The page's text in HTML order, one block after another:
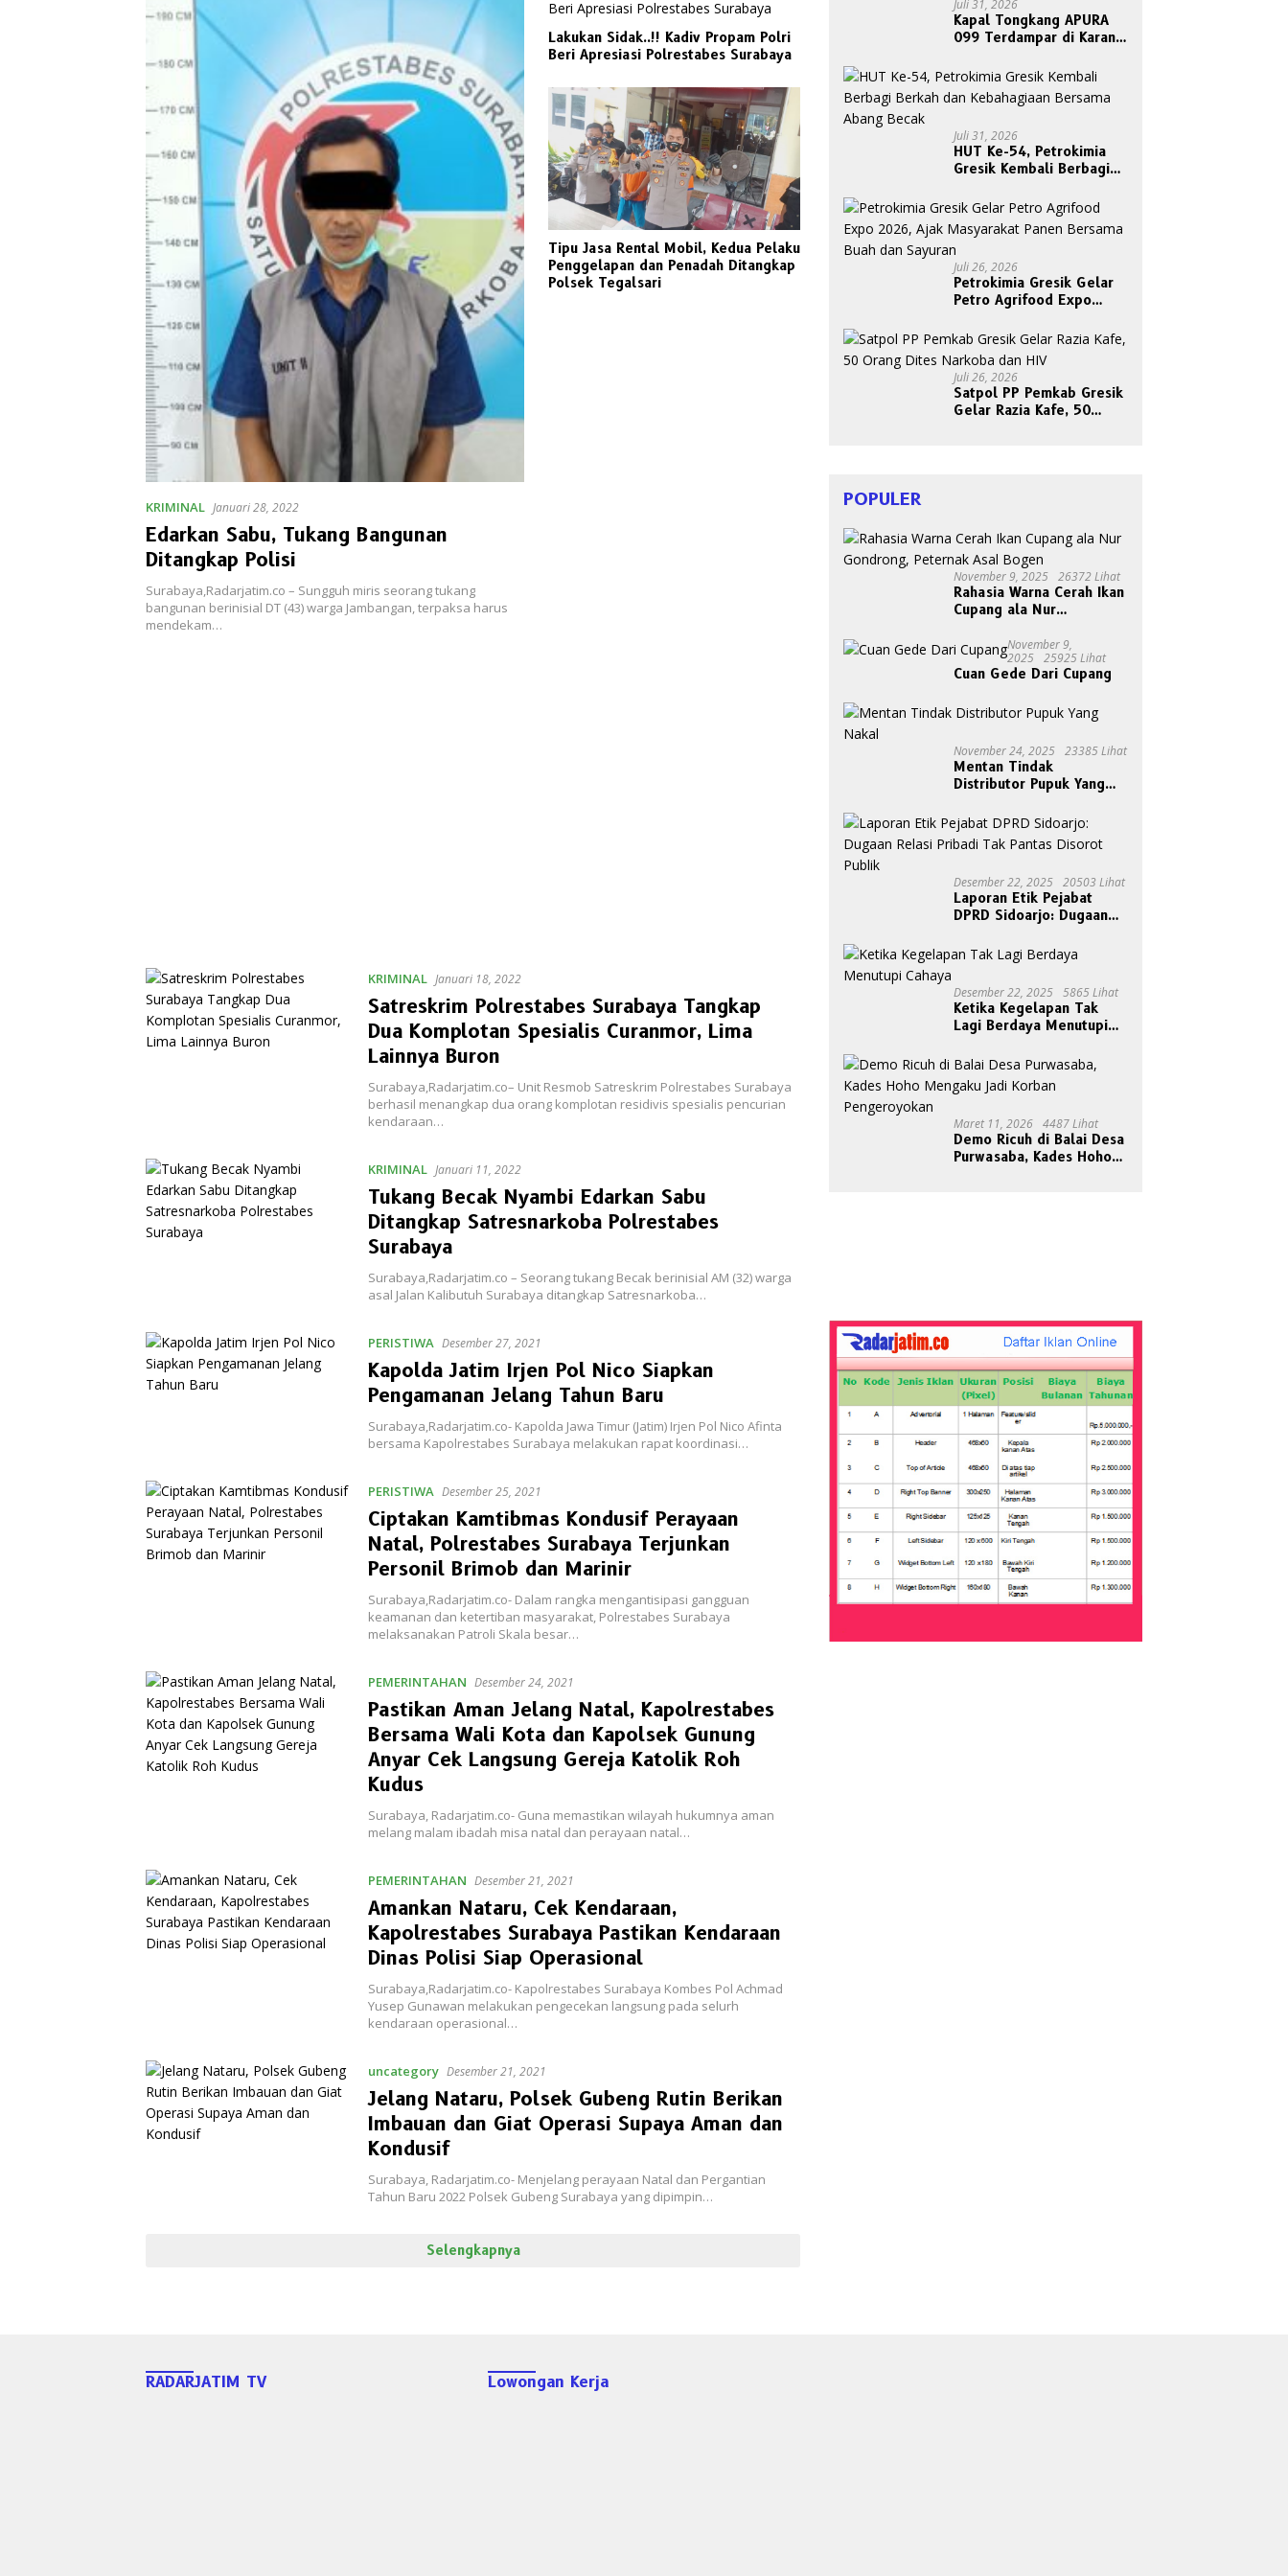
KRIMINAL Januari 28, 2022
Edarkan Sabu, Tukang Bangunan
Ditangkap Polisi
Surabaya,Radarjatim.co – Sungguh miris seorang tukang
bangunan berinisial DT (43) warga Jambangan, terpaksa harus
mendekam…
Lakukan Sidak..!! Kadiv Propam Polri
Beri Apresiasi Polrestabes Surabaya
Tipu Jasa Rental Mobil, Kedua Pelaku
Penggelapan dan Penadah Ditangkap
Polsek Tegalsari
KRIMINAL Januari 18, 2022
Satreskrim Polrestabes Surabaya Tangkap
Dua Komplotan Spesialis Curanmor, Lima
Lainnya Buron
Surabaya,Radarjatim.co– Unit Resmob Satreskrim Polrestabes Surabaya
berhasil menangkap dua orang komplotan residivis spesialis pencurian
kendaraan…
KRIMINAL Januari 11, 2022
Tukang Becak Nyambi Edarkan Sabu
Ditangkap Satresnarkoba Polrestabes
Surabaya
Surabaya,Radarjatim.co – Seorang tukang Becak berinisial AM (32) warga
asal Jalan Kalibutuh Surabaya ditangkap Satresnarkoba…
PERISTIWA Desember 27, 2021
Kapolda Jatim Irjen Pol Nico Siapkan
Pengamanan Jelang Tahun Baru
Surabaya,Radarjatim.co- Kapolda Jawa Timur (Jatim) Irjen Pol Nico Afinta
bersama Kapolrestabes Surabaya melakukan rapat koordinasi…
PERISTIWA Desember 25, 2021
Ciptakan Kamtibmas Kondusif Perayaan
Natal, Polrestabes Surabaya Terjunkan
Personil Brimob dan Marinir
Surabaya,Radarjatim.co- Dalam rangka mengantisipasi gangguan
keamanan dan ketertiban masyarakat, Polrestabes Surabaya
melaksanakan Patroli Skala besar…
PEMERINTAHAN Desember 24, 2021
Pastikan Aman Jelang Natal, Kapolrestabes
Bersama Wali Kota dan Kapolsek Gunung
Anyar Cek Langsung Gereja Katolik Roh
Kudus
Surabaya, Radarjatim.co- Guna memastikan wilayah hukumnya aman
melang malam ibadah misa natal dan perayaan natal…
PEMERINTAHAN Desember 21, 2021
Amankan Nataru, Cek Kendaraan,
Kapolrestabes Surabaya Pastikan Kendaraan
Dinas Polisi Siap Operasional
Surabaya,Radarjatim.co- Kapolrestabes Surabaya Kombes Pol Achmad
Yusep Gunawan melakukan pengecekan langsung pada selurh
kendaraan operasional…
uncategory Desember 21, 2021
Jelang Nataru, Polsek Gubeng Rutin Berikan
Imbauan dan Giat Operasi Supaya Aman dan
Kondusif
Surabaya, Radarjatim.co- Menjelang perayaan Natal dan Pergantian
Tahun Baru 2022 Polsek Gubeng Surabaya yang dipimpin…
Selengkapnya
Juli 31, 2026
Kapal Tongkang APURA
099 Terdampar di Karang
Upaya Evakuasi
Juli 31, 2026
HUT Ke-54, Petrokimia
Gresik Kembali Berbagi
Bersama Abang Becak
Juli 26, 2026
Petrokimia Gresik Gelar
Petro Agrifood Expo
Panen Bersama Buah dan
Sayuran
Juli 26, 2026
Satpol PP Pemkab Gresik
Gelar Razia Kafe, 50
POPULER
November 9, 2025 26372 Lihat
Rahasia Warna Cerah Ikan
Cupang ala Nur
Bogen
November 9,
2025
25925 Lihat
Cuan Gede Dari Cupang
November 24, 2025 23385 Lihat
Mentan Tindak
Distributor Pupuk Yang
Desember 22, 2025 20503 Lihat
Laporan Etik Pejabat
DPRD Sidoarjo: Dugaan
Disorot Publik
Desember 22, 2025 5865 Lihat
Ketika Kegelapan Tak
Lagi Berdaya Menutupi
Maret 11, 2026 4487 Lihat
Demo Ricuh di Balai Desa
Purwasaba, Kades Hoho
RADARJATIM TV Lowongan Kerja